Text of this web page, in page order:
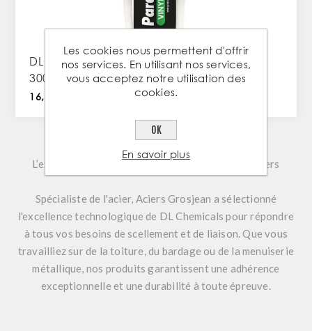
DL CHEMICALS PARACHIM VINYLESTER –
300ml
16,60 € TTC / PC
L’expertise DL Chemicals au service de vos chantiers
Spécialiste de l'acier, Aciers Grosjean a sélectionné
l'excellence technologique de DL Chemicals pour répondre
à tous vos besoins de scellement et de liaison. Que vous
travailliez sur de la toiture, du bardage ou de la menuiserie
métallique, nos produits garantissent une adhérence
exceptionnelle et une durabilité à toute épreuve.
Les cookies nous permettent d'offrir
nos services. En utilisant nos services,
vous acceptez notre utilisation des
cookies.
OK
En savoir plus